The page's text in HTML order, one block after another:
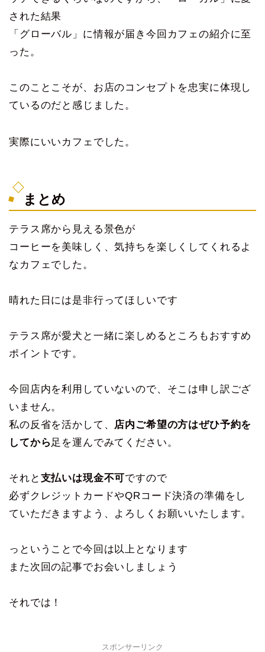
された結果
「グローバル」に情報が届き今回カフェの紹介に至
った。
このことこそが、お店のコンセプトを忠実に体現し
ているのだと感じました。
実際にいいカフェでした。
まとめ
テラス席から見える景色が
コーヒーを美味しく、気持ちを楽しくしてくれるよ
なカフェでした。
晴れた日には是非行ってほしいです
テラス席が愛犬と一緒に楽しめるところもおすすめ
ポイントです。
今回店内を利用していないので、そこは申し訳ござ
いません。
私の反省を活かして、 店内ご希望の方はぜひ予約を
してから 足を運んでみてください。
それと 支払いは現金不可ですので
必ずクレジットカードやQRコード決済の準備をし
ていただきますよう、よろしくお願いいたします。
っということで今回は以上となります
また次回の記事でお会いしましょう
それでは！
スポンサーリンク